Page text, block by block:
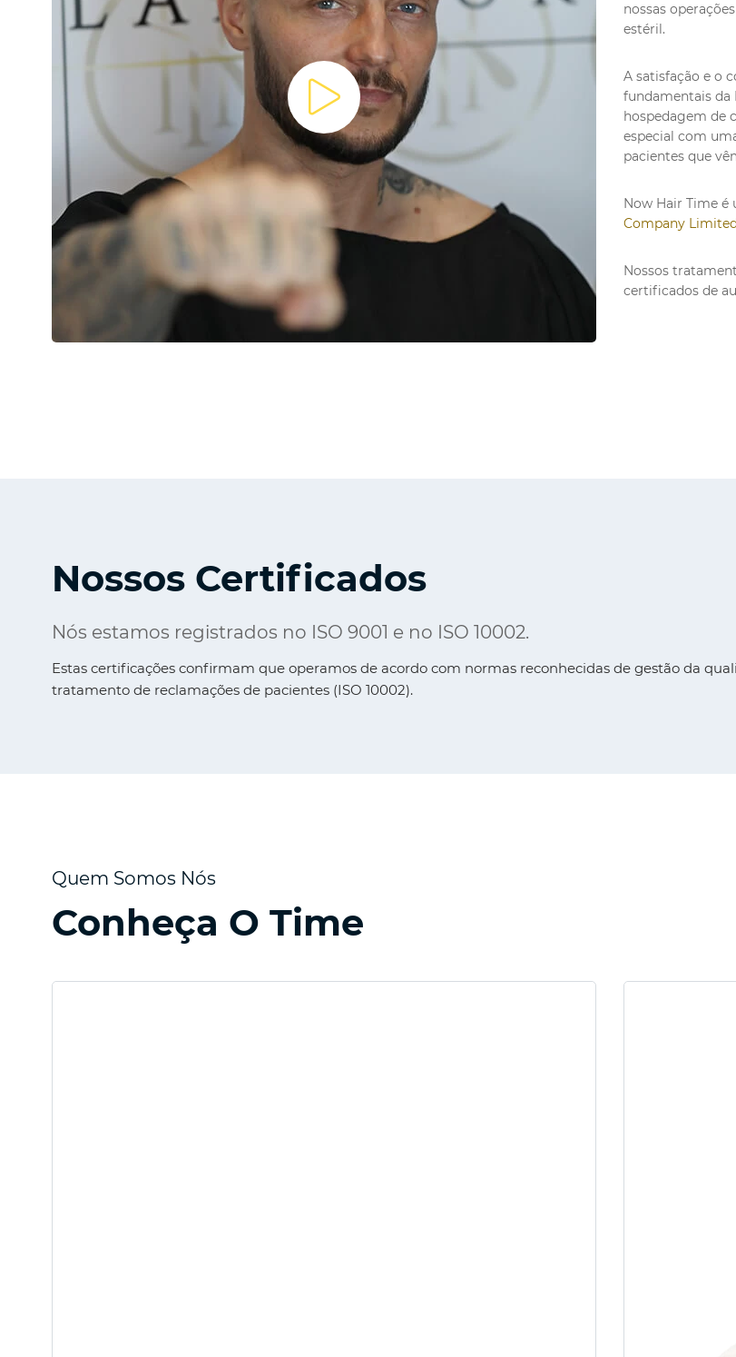
nossas
estéril.
A satisfação e o
fundamentais da
hospedagem de
especial com
pacientes que
Now Hair Time é
Company
Nossos
certificados de
Nossos Certificados
Nós estamos registrados no ISO 9001 e no ISO 10002.
Estas certificações confirmam que operamos de acordo com normas reconhecidas de gestão da
tratamento de reclamações de pacientes (ISO 10002).
Quem Somos Nós
Conheça O Time